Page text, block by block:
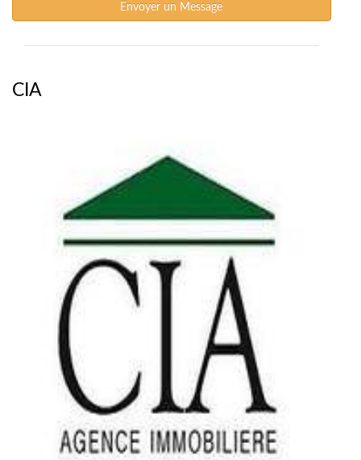
Envoyer un Message
CIA